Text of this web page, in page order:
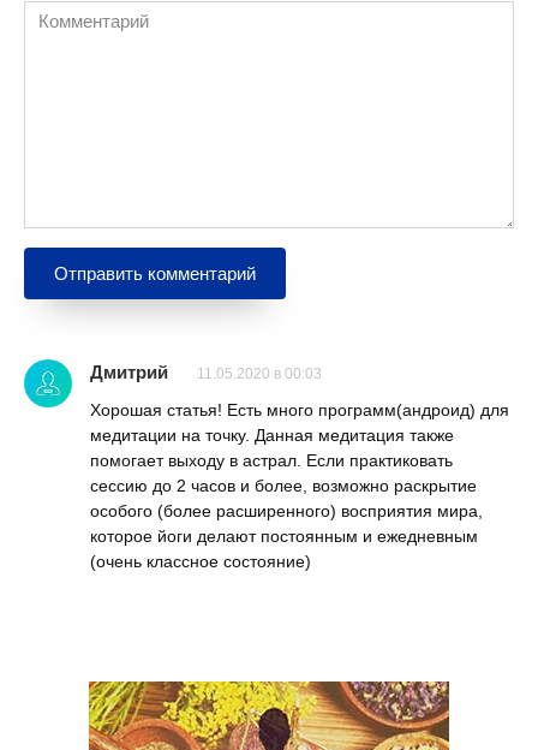
Комментарий
Дмитрий 11.05.2020 в 00:03
Хорошая статья! Есть много программ(андроид) для
медитации на точку. Данная медитация также
помогает выходу в астрал. Если практиковать
сессию до 2 часов и более, возможно раскрытие
особого (более расширенного) восприятия мира,
которое йоги делают постоянным и ежедневным
(очень классное состояние)